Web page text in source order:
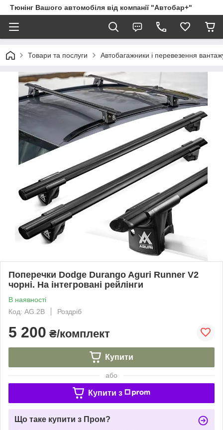
Тюнінг Вашого автомобіля від компанії "Автобар+"
Товари та послуги Автобагажники і перевезення
Поперечки Dodge Durango Aguri Runner V2
чорні. На інтегровані рейлінги
В наявності
Код: AG.2B
Роздріб
5 200 ₴/комплект
Купити
або
Купити з
Що таке купити з Пром?